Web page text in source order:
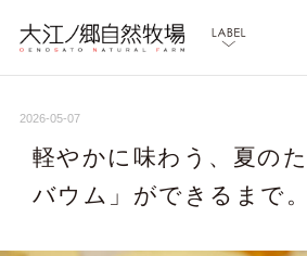
2026-05-07
軽やかに味わう、夏の
バウム」ができるまで。